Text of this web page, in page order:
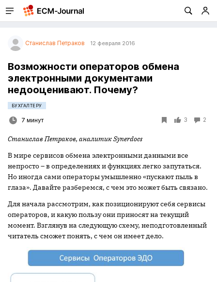
Станислав Петраков 12 февраля 2016
Возможности операторов обмена
электронными документами
недооценивают. Почему?
БУХГАЛТЕРУ
7 минут 3 2
Станислав Петраков, аналитик Synerdocs
В мире сервисов обмена электронными данными все
непросто – в определениях и функциях легко запутаться.
Но иногда сами операторы умышленно «пускают пыль в
глаза». Давайте разберемся, с чем это может быть связано.
Для начала рассмотрим, как позиционируют себя сервисы
операторов, и какую пользу они приносят на текущий
момент. Взглянув на следующую схему, неподготовленный
читатель сможет понять, с чем он имеет дело.